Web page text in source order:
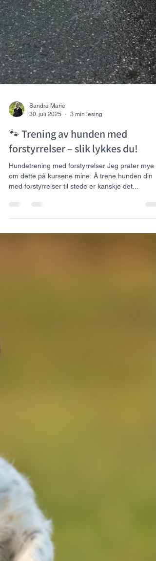
Sandra Marie
30. juli 2025
3 min lesing
🐾 Trening av hunden med
forstyrrelser – slik lykkes du!
om dette på kursene mine: Å trene hunden din